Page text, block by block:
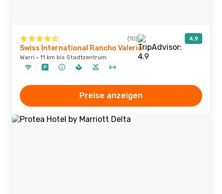
(10) 4,9
Swiss International Rancho Valeria
Warri · 11 km bis Stadtzentrum
Preise anzeigen